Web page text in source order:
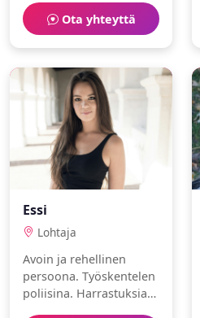
empaattinen ja
huumorintajuinen.
Ota yhteyttä
Essi
Lohtaja
Avoin ja rehellinen
persoona. Työskentelen
poliisina. Harrastuksiani